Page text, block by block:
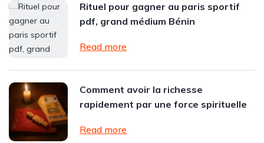
Rituel pour gagner au paris sportif
pdf, grand médium Bénin
Read more
Comment avoir la richesse
rapidement par une force spirituelle
Read more